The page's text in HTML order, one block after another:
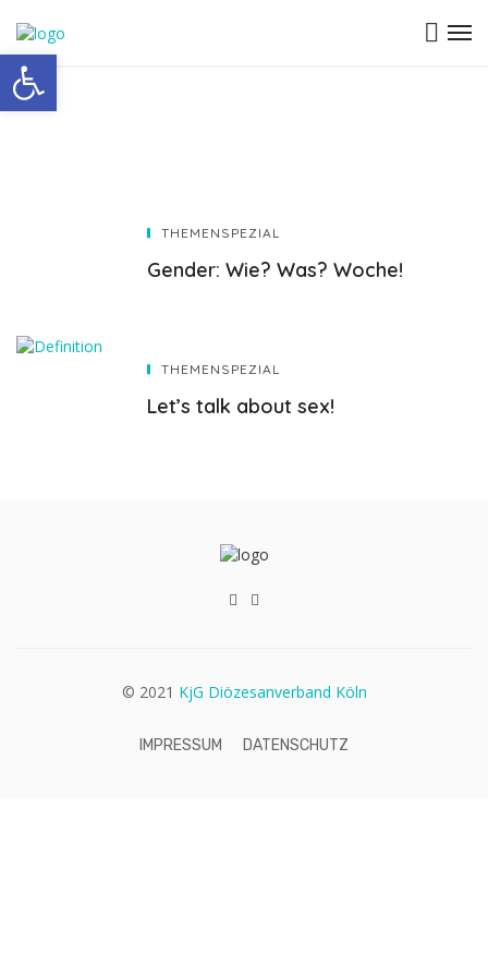
THEMENSPEZIAL
Gender: Wie? Was? Woche!
THEMENSPEZIAL
Let’s talk about sex!
© 2021 KjG Diözesanverband Köln
IMPRESSUM DATENSCHUTZ
Open toolbar